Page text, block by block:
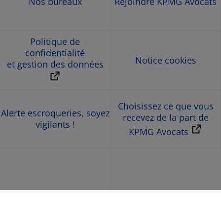
Politique de
confidentialité
et gestion des données
Notice cookies
Alerte escroqueries, soyez
vigilants !
Choisissez ce que vous
recevez de la part de
KPMG Avocats